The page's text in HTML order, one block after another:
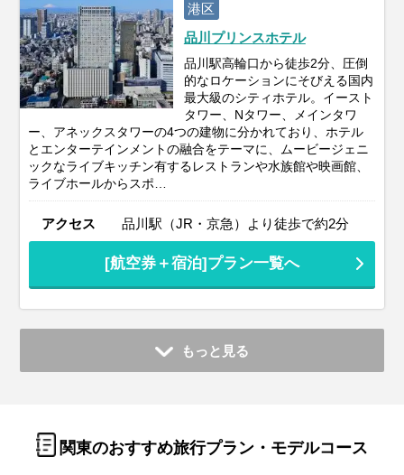
港区
品川プリンスホテル
品川駅高輪口から徒歩2分、圧倒
的なロケーションにそびえる国内
最大級のシティホテル。イースト
タワー、Nタワー、メインタワ
ー、アネックスタワーの4つの建物に分かれており、ホテル
とエンターテインメントの融合をテーマに、ムービージェニ
ックなライブキッチン有するレストランや水族館や映画館、
ライブホールからスポ…
アクセス 品川駅（JR・京急）より徒歩で約2分
[航空券＋宿泊]プラン一覧へ
もっと見る
関東のおすすめ旅行プラン・モデルコース